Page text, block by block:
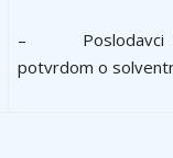
– Poslodavci
potvrdom o